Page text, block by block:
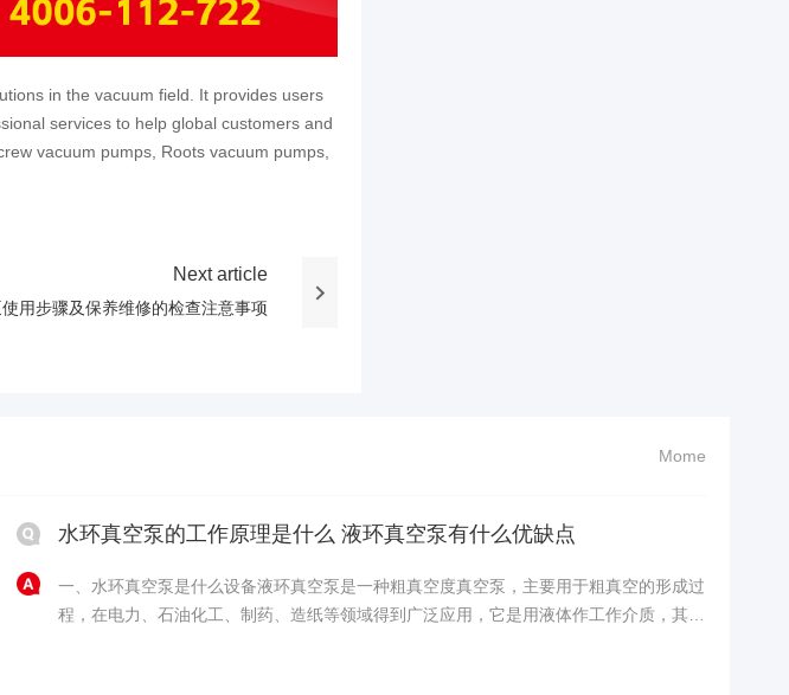
in the vacuum field. It provides users
services to help global customers and
vacuum pumps, Roots vacuum pumps,
Next article
用步骤及保养维修的检查注意事项
Mome
水环真空泵的工作原理是什么 液环真空泵有什么优缺点
一、水环真空泵是什么设备液环真空泵是一种粗真空度真空泵，主要用于粗真空的形成过
程，在电力、石油化工、制药、造纸等领域得到广泛应用，它是用液体作工作介质，其中